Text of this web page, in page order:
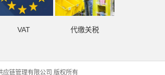
VAT 代缴关税
应链管理有限公司 版权所有